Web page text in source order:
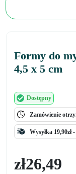
Formy do
4,5 x 5 cm
Dostępny
Zamówienie
Wysyłka 19,90zł -
zł26,49